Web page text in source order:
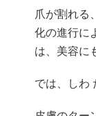
爪が割れる
化の進行に
は、美容に
では、しわ